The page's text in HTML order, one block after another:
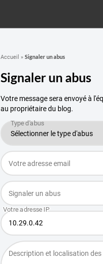
Accueil » Signaler un abus
Signaler un abus
Votre message sera envoyé à
au propriétaire du blog.